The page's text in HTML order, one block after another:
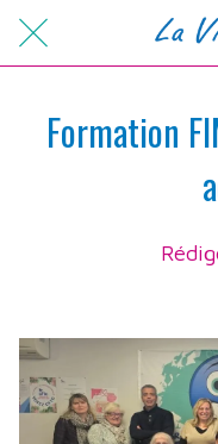
Formation